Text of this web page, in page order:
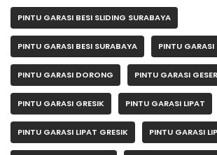
PINTU GARASI BESI SLIDING SURABAYA
PINTU GARASI BESI SURABAYA PINTU GARASI
PINTU GARASI DORONG PINTU GARASI GESER
PINTU GARASI GRESIK PINTU GARASI LIPAT
PINTU GARASI LIPAT GRESIK PINTU GARASI